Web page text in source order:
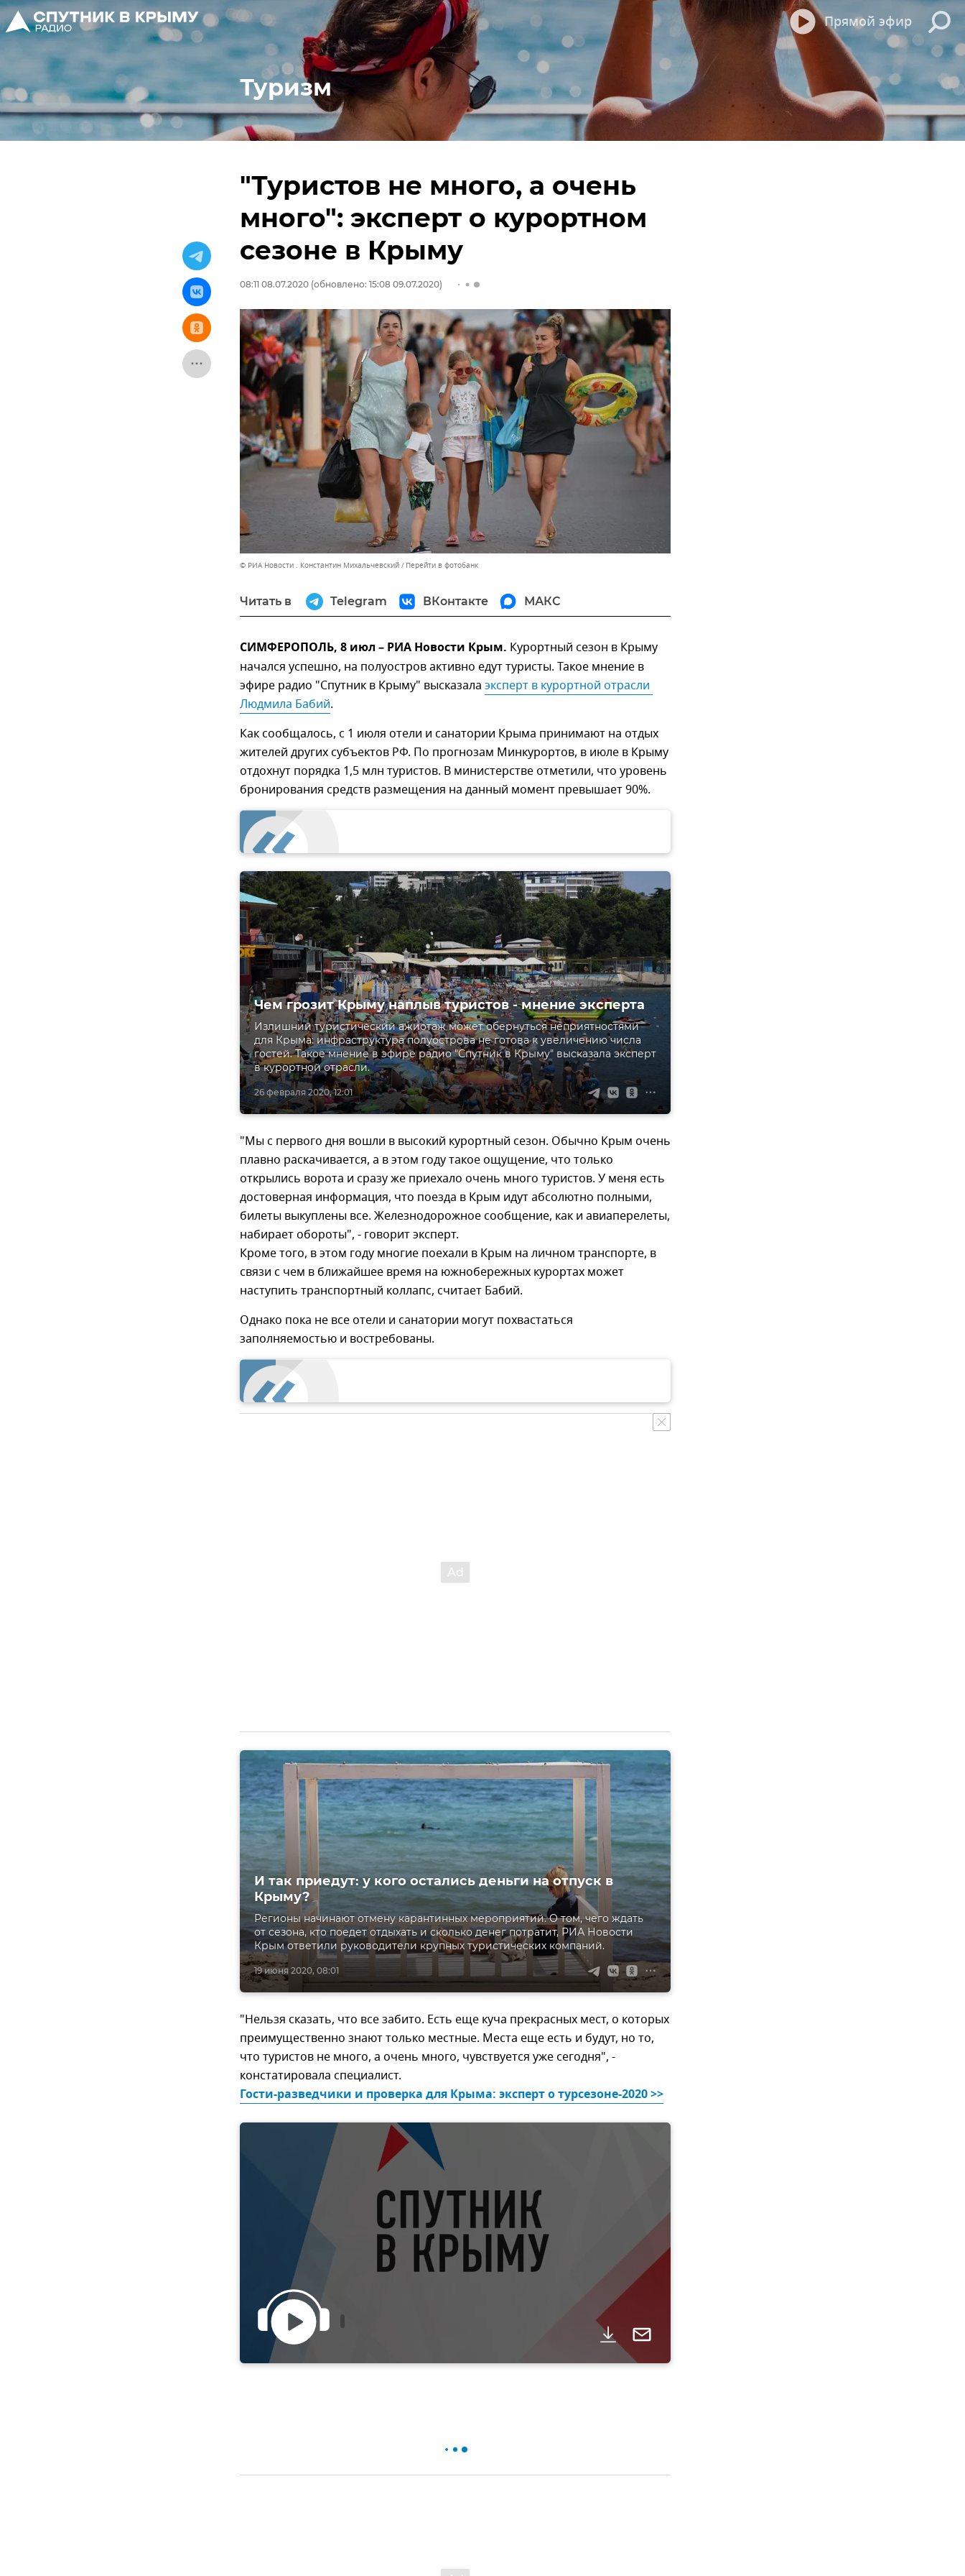
Прямой эфир
Туризм
"Туристов не много, а очень
много": эксперт о курортном
сезоне в Крыму
08:11 08.07.2020 (обновлено: 15:08 09.07.2020)
© РИА Новости . Константин Михальчевский Перейти в фотобанк
Читать в Telegram ВКонтакте МАКС
СИМФЕРОПОЛЬ, 8 июл – РИА Новости Крым. Курортный сезон в Крыму
начался успешно, на полуостров активно едут туристы. Такое мнение в
эфире радио "Спутник в Крыму" высказала эксперт в курортной отрасли
Людмила Бабий.
Как сообщалось, с 1 июля отели и санатории Крыма принимают на отдых
жителей других субъектов РФ. По прогнозам Минкурортов, в июле в Крыму
отдохнут порядка 1,5 млн туристов. В министерстве отметили, что уровень
бронирования средств размещения на данный момент превышает 90%.
26 февраля 2020, 12:01
Чем грозит Крыму наплыв туристов - мнение эксперта
Излишний туристический ажиотаж может обернуться неприятностями
для Крыма: инфраструктура полуострова не готова к увеличению числа
гостей. Такое мнение в эфире радио "Спутник в Крыму" высказала эксперт
в курортной отрасли.
"Мы с первого дня вошли в высокий курортный сезон. Обычно Крым очень
плавно раскачивается, а в этом году такое ощущение, что только
открылись ворота и сразу же приехало очень много туристов. У меня есть
достоверная информация, что поезда в Крым идут абсолютно полными,
билеты выкуплены все. Железнодорожное сообщение, как и авиаперелеты,
набирает обороты", - говорит эксперт.
Кроме того, в этом году многие поехали в Крым на личном транспорте, в
связи с чем в ближайшее время на южнобережных курортах может
наступить транспортный коллапс, считает Бабий.
Однако пока не все отели и санатории могут похвастаться
заполняемостью и востребованы.
19 июня 2020, 08:01
И так приедут: у кого остались деньги на отпуск в
Крыму?
Регионы начинают отмену карантинных мероприятий. О том, чего ждать
от сезона, кто поедет отдыхать и сколько денег потратит, РИА Новости
Крым ответили руководители крупных туристических компаний.
"Нельзя сказать, что все забито. Есть еще куча прекрасных мест, о которых
преимущественно знают только местные. Места еще есть и будут, но то,
что туристов не много, а очень много, чувствуется уже сегодня", -
констатировала специалист.
Гости-разведчики и проверка для Крыма: эксперт о турсезоне-2020 >>